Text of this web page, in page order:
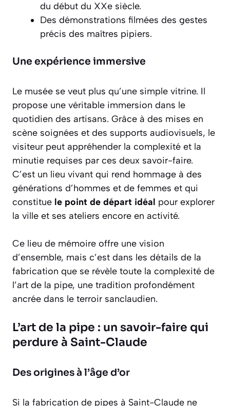
du début du XXe siècle.
Des démonstrations filmées des gestes
précis des maîtres pipiers.
Une expérience immersive
Le musée se veut plus qu’une simple vitrine. Il
propose une véritable immersion dans le
quotidien des artisans. Grâce à des mises en
scène soignées et des supports audiovisuels, le
visiteur peut appréhender la complexité et la
minutie requises par ces deux savoir-faire.
C’est un lieu vivant qui rend hommage à des
générations d’hommes et de femmes et qui
constitue le point de départ idéal pour explorer
la ville et ses ateliers encore en activité.
Ce lieu de mémoire offre une vision
d’ensemble, mais c’est dans les détails de la
fabrication que se révèle toute la complexité de
l’art de la pipe, une tradition profondément
ancrée dans le terroir sanclaudien.
L’art de la pipe : un savoir-faire qui
perdure à Saint-Claude
Des origines à l’âge d’or
Si la fabrication de pipes à Saint-Claude ne